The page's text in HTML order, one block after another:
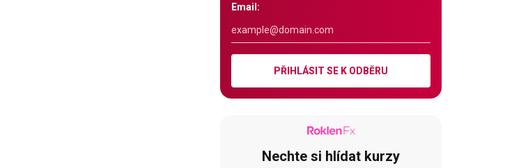
Email:
PŘIHLÁSIT SE K ODBĚRU
Nechte si hlídat kurzy